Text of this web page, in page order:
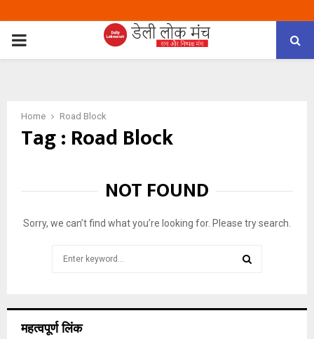
PRIMARY
Home Road Block
Tag : Road Block
NOT FOUND
Sorry, we can’t find what you’re looking for. Please try search.
महत्वपूर्ण लिंक